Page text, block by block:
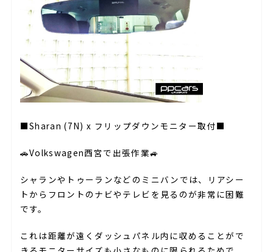
■Sharan (7N) x フリップダウンモニター取付■
🚗Volkswagen西宮で出張作業🚙
シャランやトゥーランなどのミニバンでは、リアシー
トからフロントのナビやテレビを見るのが非常に困難
です。
これは距離が遠くダッシュパネル内に収めることがで